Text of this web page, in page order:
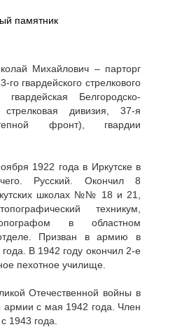
памятник
Михайлович – парторг
го гвардейского стрелкового
Белгородско-
стрелковая дивизия, 37-я
фронт), гвардии
1922 года в Иркутске в
Русский. Окончил 8
школах №№ 18 и 21,
техникум,
в областном
Призван в армию в
В 1942 году окончил 2-е
пехотное училище.
Отечественной войны в
армии с мая 1942 года. Член
1943 года.